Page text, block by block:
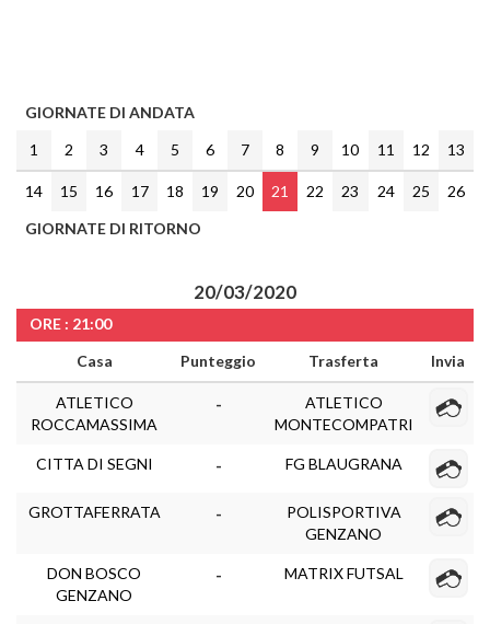
GIORNATE DI ANDATA
1
2 3 4 5 6 7 8 9 10 11 12 13
14 15 16 17 18 19 20 21 22 23 24 25
26
GIORNATE DI RITORNO
20/03/2020
ORE : 21:00
Casa
Punteggio Trasferta Invia
ATLETICO
ROCCAMASSIMA
-
ATLETICO
MONTECOMPATRI
CITTA DI SEGNI - FG BLAUGRANA
GROTTAFERRATA -
POLISPORTIVA
GENZANO
DON BOSCO
GENZANO
- MATRIX FUTSAL